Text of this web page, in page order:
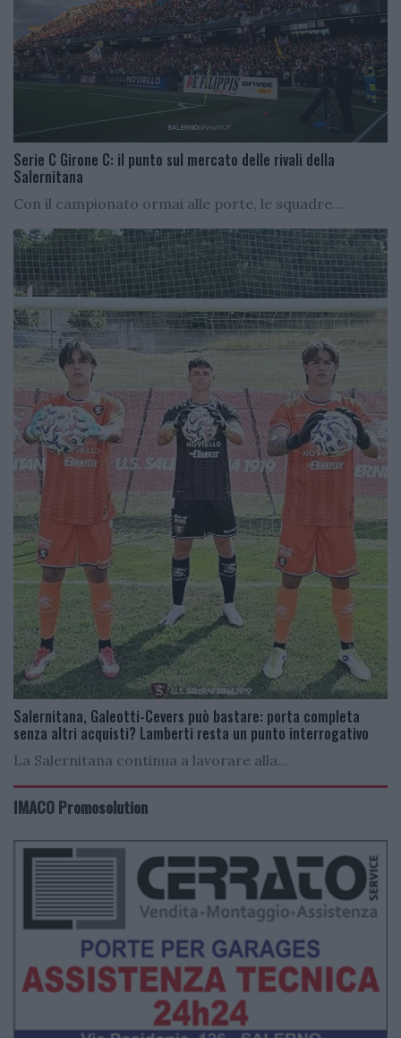
Serie C Girone C: il punto sul mercato delle rivali della
Salernitana
Con il campionato ormai alle porte, le squadre...
Salernitana, Galeotti-Cevers può bastare: porta completa
senza altri acquisti? Lamberti resta un punto interrogativo
La Salernitana continua a lavorare alla...
IMACO Promosolution